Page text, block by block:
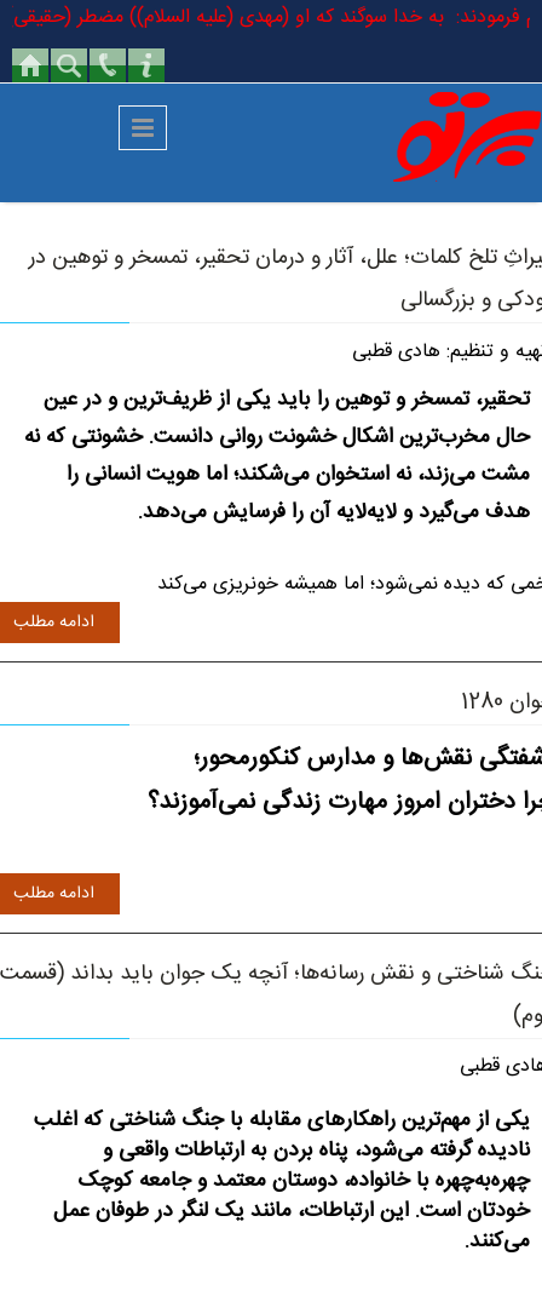
رفتن به محتوای اصلی
السلام فرمودند: به خدا سوگند که او (مهدی (علیه السلام)) مضطر
تلخ کلمات؛ علل، آثار و درمان تحقیر، تمسخر و توهین در
و بزرگسالی
و تنظیم: هادی قطبی
تحقیر، تمسخر و توهین را باید یکی از ظریف‌ترین و در عین
حال مخرب‌ترین اشکال خشونت روانی دانست. خشونتی که نه
مشت می‌زند، نه استخوان می‌شکند؛ اما هویت انسانی را
هدف می‌گیرد و لایه‌لایه آن را فرسایش می‌دهد.
که دیده نمی‌شود؛ اما همیشه خونریزی می‌کند
ادامه مطلب
1280
نقش‌ها و مدارس کنکورمحور؛
دختران امروز مهارت زندگی نمی‌آموزند؟
ادامه مطلب
شناختی و نقش رسانه‌ها؛ آنچه یک جوان باید بداند (قسمت
قطبی
یکی از مهم‌ترین راهکارهای مقابله با جنگ شناختی که اغلب
نادیده گرفته می‌شود، پناه بردن به ارتباطات واقعی و
چهره‌به‌چهره با خانواده، دوستان معتمد و جامعه کوچک
خودتان است. این ارتباطات، مانند یک لنگر در طوفان عمل
می‌کنند.